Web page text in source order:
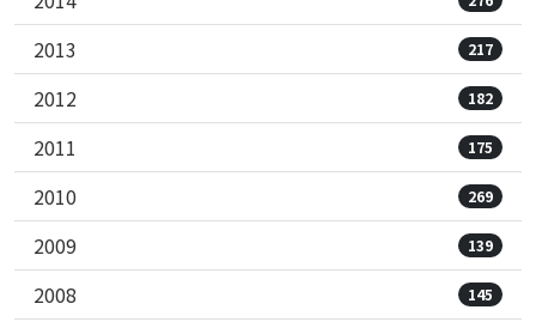
2013 217
2012 182
2011 175
2010 269
2009 139
2008 145